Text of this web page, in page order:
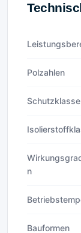
Polzahlen
Schutzklasse
n
Bauformen